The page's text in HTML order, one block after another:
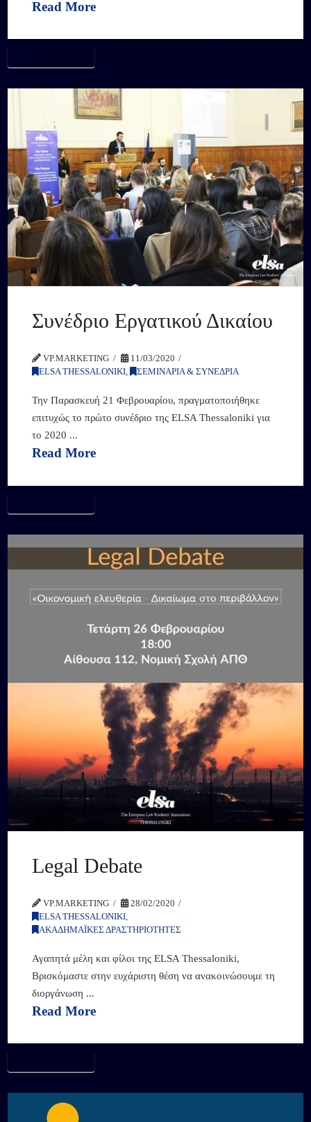
Read More
Συνέδριο Εργατικού Δικαίου
VP.MARKETING
11/03/2020
ELSA THESSALONIKI, ΣΕΜΙΝΑΡΙΑ & ΣΥΝΕΔΡΙΑ
Την Παρασκευή 21 Φεβρουαρίου, πραγματοποιήθηκε
επιτυχώς το πρώτο συνέδριο της ELSA Thessaloniki για
το 2020 ...
Read More
Legal Debate
VP.MARKETING
28/02/2020
ELSA THESSALONIKI
ΑΚΑΔΗΜΑΪΚΕΣ ΔΡΑΣΤΗΡΙΟΤΗΤΕΣ
Αγαπητά μέλη και φίλοι της ELSA Thessaloniki,
Βρισκόμαστε στην ευχάριστη θέση να ανακοινώσουμε τη
διοργάνωση ...
Read More